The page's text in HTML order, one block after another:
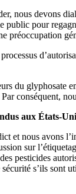
nous devons
pour
préoccupation
du glyphosate
conséquent,
aux États-
et nous avons
sur
pesticides
s’ils sont